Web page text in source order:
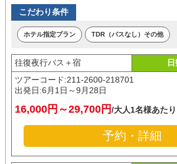
こだわり条件
ホテル指定プラン TDR（パスなし）その他
往復夜行バス＋宿
ツアーコード:211-2600-218701
出発日:6月1日～9月28日
16,000円～29,700円/大人1名様あたり
予約・詳細